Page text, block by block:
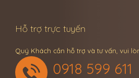
Hỗ trợ trực tuyến
Quý Khách cần hỗ trợ và tư vấn, vui
0918 599 611